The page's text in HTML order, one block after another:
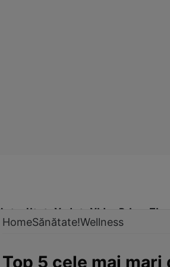
Actualitate Vedete Video Prime Time
HomeSănătate!Wellness
Top 5 cele mai